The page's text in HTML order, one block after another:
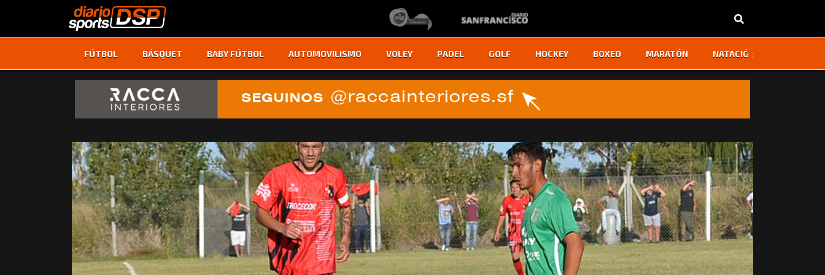
FÚTBOL BÁSQUET BABY FÚTBOL AUTOMOVILISMO VOLEY PADEL GOLF HOCKEY BOXEO MARATÓN NATACIÓN
‹ ›